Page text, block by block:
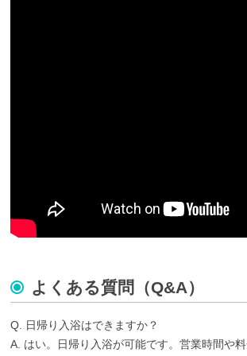
よくある質問（Q&A）
Q. 日帰り入浴はできますか？
A. はい。日帰り入浴が可能です。営業時間や